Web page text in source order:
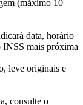
(máximo 10
data, horário
INSS mais próxima
leve originais e
consulte o